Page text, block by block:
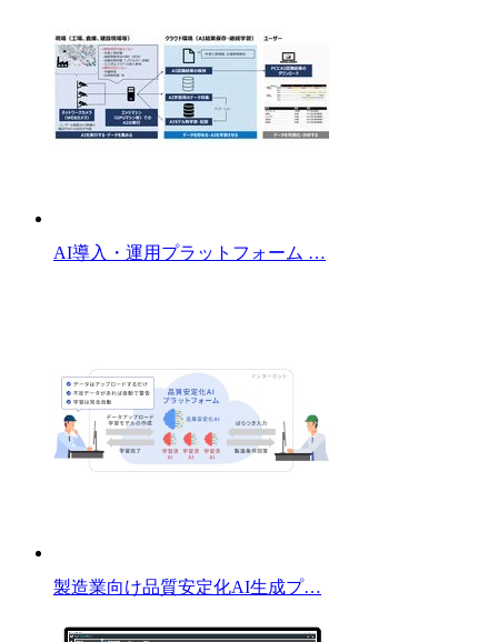
AI導入・運用プラットフォーム …
製造業向け品質安定化AI生成プ…